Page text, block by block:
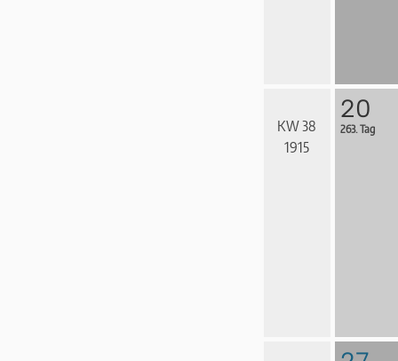
KW 38
1915
20
263. Tag